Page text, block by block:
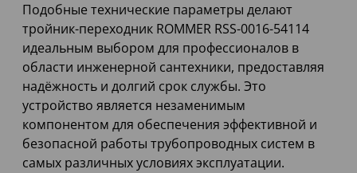
Подобные технические параметры делают
тройник-переходник ROMMER RSS-0016-54114
идеальным выбором для профессионалов в
области инженерной сантехники, предоставляя
надёжность и долгий срок службы. Это
устройство является незаменимым
компонентом для обеспечения эффективной и
безопасной работы трубопроводных систем в
самых различных условиях эксплуатации.